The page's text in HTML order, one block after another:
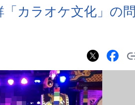
カラオケ文化」の問